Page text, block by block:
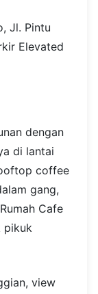
Jl. Pintu
Elevated
dengan
di lantai
coffee
gang,
Cafe
pikuk
view